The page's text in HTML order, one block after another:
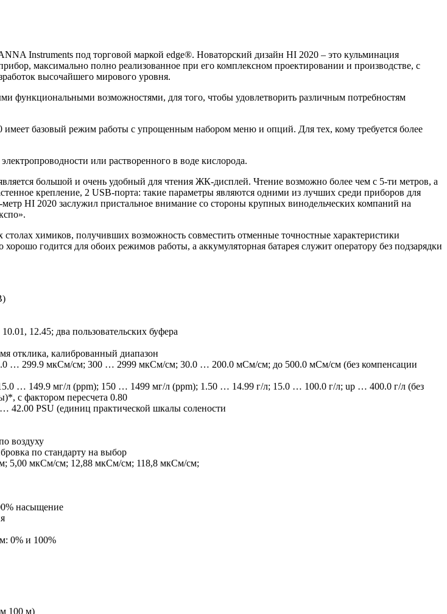
Instruments под торговой маркой edge®. Новаторский дизайн HI 2020 – это кульминация
максимально полно реализованное при его комплексном проектировании и производстве, с
высочайшего мирового уровня.
функциональными возможностями, для того, чтобы удовлетворить различным потребностям
базовый режим работы с упрощенным набором меню и опций. Для тех, кому требуется более
или растворенного в воде кислорода.
большой и очень удобный для чтения ЖК-дисплей. Чтение возможно более чем с 5-ти метров, а
крепление, 2 USB-порта: такие параметры являются одними из лучших среди приборов для
HI 2020 заслужил пристальное внимание со стороны крупных винодельческих компаний на
химиков, получивших возможность совместить отменные точностные характеристики
годится для обоих режимов работы, а аккумуляторная батарея служит оператору без подзарядки
12.45; два пользовательских буфера
отклика, калиброванный диапазон
… 299.9 мкСм/см; 300 … 2999 мкСм/см; 30.0 … 200.0 мСм/см; до 500.0 мСм/см (без компенсации
… 149.9 мг/л (ppm); 150 … 1499 мг/л (ppm); 1.50 … 14.99 г/л; 15.0 … 100.0 г/л; up … 400.0 г/л (без
с фактором пересчета 0.80
42.00 PSU (единиц практической шкалы солености
воздуху
по стандарту на выбор
5,00 мкСм/см; 12,88 мкСм/см; 118,8 мкСм/см;
насыщение
0% и 100%
100 м)